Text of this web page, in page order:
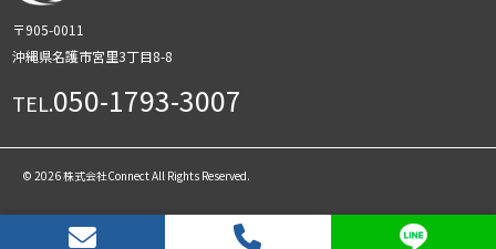
〒905-0011
沖縄県名護市宮里3丁目8-8
TEL.050-1793-3007
© 2026 株式会社Connect All Rights Reserved.